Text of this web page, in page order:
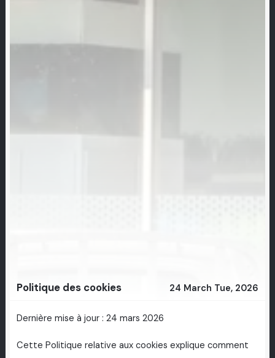
Politique des cookies 24 March Tue, 2026
Dernière mise à jour : 24 mars 2026
Cette Politique relative aux cookies explique comment